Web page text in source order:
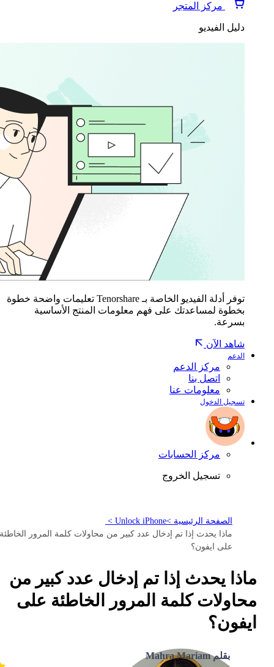
مركز المتجر
دليل الفيديو
توفر أدلة الفيديو الخاصة بـ Tenorshare تعليمات واضحة خطوة
بخطوة لمساعدتك على فهم معلومات المنتج الأساسية
بسرعة.
شاهد الآن
الدعم
مركز الدعم
اتصل بنا
معلومات عنا
تسجيل الدخول
مركز الحسابات
تسجيل الخروج
الصفحة الرئيسية >Unlock iPhone >
ماذا يحدث إذا تم إدخال عدد كبير من محاولات كلمة المرور الخاطئة
على ايفون؟
ماذا يحدث إذا تم إدخال عدد كبير من
محاولات كلمة المرور الخاطئة على
ايفون؟
بقلم Mahra Mariam